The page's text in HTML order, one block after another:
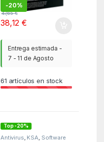
-20%
47,65€
38,12€
Entrega estimada -
7 - 11 de Agosto
61 artículos en stock
Top -20%
Antivirus, KSA, Software